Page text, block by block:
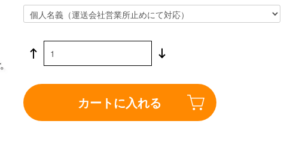
カートに入れる